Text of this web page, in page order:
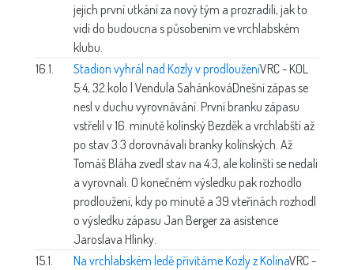
jejich první utkání za nový tým a prozradili, jak to
vidí do budoucna s působením ve vrchlabském
klubu.
16.1.
Stadion vyhrál nad Kozly v prodlouženíVRC - KOL
5:4, 32.kolo | Vendula SahánkováDnešní zápas se
nesl v duchu vyrovnávání. První branku zápasu
vstřelil v 16. minutě kolínský Bezděk a vrchlabští až
po stav 3:3 dorovnávali branky kolínských. Až
Tomáš Bláha zvedl stav na 4:3, ale kolínští se nedali
a vyrovnali. O konečném výsledku pak rozhodlo
prodloužení, kdy po minutě a 39 vteřinách rozhodl
o výsledku zápasu Jan Berger za asistence
Jaroslava Hlinky.
15.1.
Na vrchlabském ledě přivítáme Kozly z KolínaVRC -